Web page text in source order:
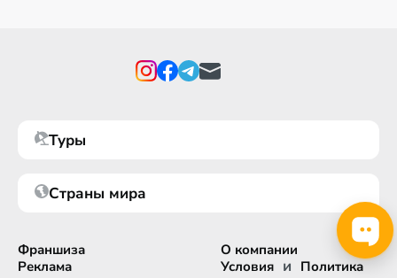
Туры
Страны мира
Франшиза
Реклама
О компании
Условия и Политика